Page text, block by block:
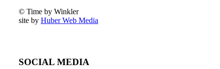
© Time by Winkler
site by Huber Web Media
SOCIAL MEDIA